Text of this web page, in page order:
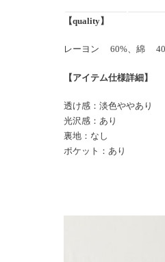
【quality】
レーヨン 60%、綿
【アイテム仕様詳細】
透け感：淡色ややあり
光沢感：あり
裏地：なし
ポケット：あり